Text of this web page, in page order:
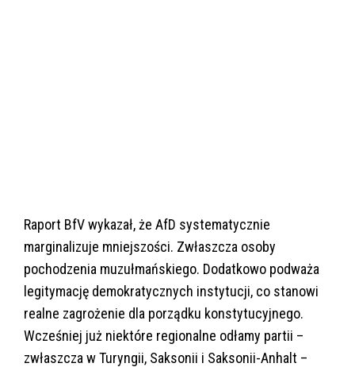
Raport BfV wykazał, że AfD systematycznie
marginalizuje mniejszości. Zwłaszcza osoby
pochodzenia muzułmańskiego. Dodatkowo podważa
legitymację demokratycznych instytucji, co stanowi
realne zagrożenie dla porządku konstytucyjnego.
Wcześniej już niektóre regionalne odłamy partii –
zwłaszcza w Turyngii, Saksonii i Saksonii-Anhalt –